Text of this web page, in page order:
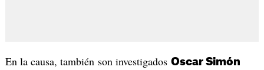
En la causa, también son investigados Oscar Simón